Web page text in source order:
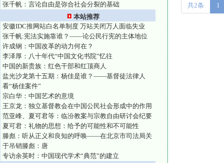
张千帆：言论自由是弥合社会分裂的基础
本站推荐
安徽IDC推网站白名单制度 万站关闭万人面临失业
张千帆:宪法实施靠谁？——论公民行宪的主体地位
许成钢：中国改革的动力何在？
李泽厚：八十年代“中国文化书院”忆往
中国的新贵族：红色干部和红顶商人
盐光沙龙第十五期：杨佳是谁？——基督徒法律人
看“杨佳案件”
宗白华：中国艺术的意境
王京龙：独立基督教会在中国公民社会形成中的作用
范亚峰、夏可君等：临汾教案与宗教自由研讨会纪要
夏可君：礼物的思想：给予的可能性和不可能性
滕彪：听从正义和良知的呼唤——在北京市司法局关
于吊销滕彪：唐
专访余英时：中国现代学术“典范”的建立
共2条 1